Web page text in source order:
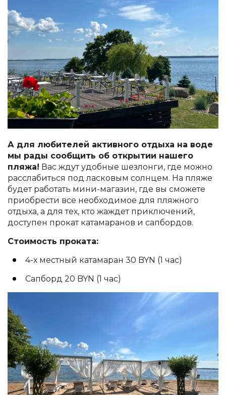
А для любителей активного отдыха на воде
мы рады сообщить об открытии нашего
пляжа! Вас ждут удобные шезлонги, где можно
расслабиться под ласковым солнцем. На пляже
будет работать мини-магазин, где вы сможете
приобрести все необходимое для пляжного
отдыха, а для тех, кто жаждет приключений,
доступен прокат катамаранов и сапбордов.
Стоимость проката:
4-х местный катамаран 30 BYN (1 час)
Сапборд 20 BYN (1 час)